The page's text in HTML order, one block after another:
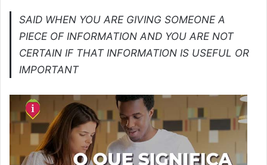
SAID WHEN YOU ARE GIVING SOMEONE A
PIECE OF INFORMATION AND YOU ARE NOT
CERTAIN IF THAT INFORMATION IS USEFUL OR
IMPORTANT